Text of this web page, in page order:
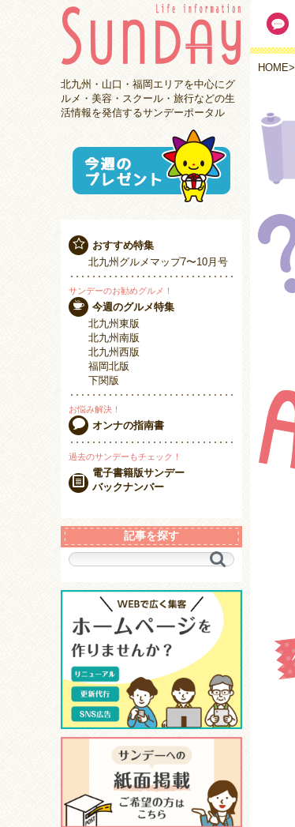
北九州・山口・福岡エリアを中心にグ
ルメ・美容・スクール・旅行などの生
活情報を発信するサンデーポータル
おすすめ特集
北九州グルメマップ7〜10月号
サンデーのお勧めグルメ！
今週のグルメ特集
北九州東版
北九州南版
北九州西版
福岡北版
下関版
お悩み解決！
オンナの指南書
過去のサンデーもチェック！
電子書籍版サンデー
バックナンバー
記事を探す
キ
で
探
す
HOME>